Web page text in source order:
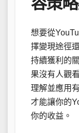
想要從
擇變現途徑
持續獲利的
果沒有人觀
理解並應用
才能讓你的
你的收益。